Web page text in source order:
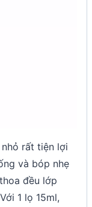
rất tiện lợi
và bóp nhẹ
đều lớp
1 lọ 15ml,